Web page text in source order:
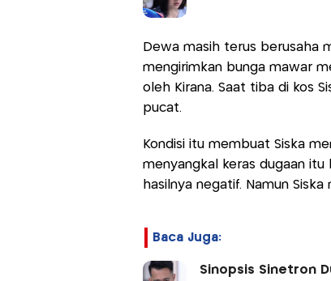
Dewa masih terus berusaha
mengirimkan bunga mawar
oleh Kirana. Saat tiba di kos
pucat.
Kondisi itu membuat Siska
menyangkal keras dugaan
hasilnya negatif. Namun
Baca Juga:
Sinopsis Sinetron